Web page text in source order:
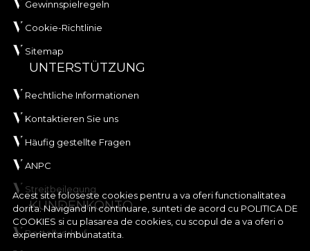
Acest site foloseste cookies pentru a va oferi functionalitatea
dorita. Navigand in continuare, sunteti de acord cu POLITICA DE
COOKIES si cu plasarea de cookies, cu scopul de a va oferi o
experienta imbunatatita.
Gewinnspielregeln
Cookie-Richtlinie
Sitemap
UNTERSTÜTZUNG
Rechtliche Informationen
Kontaktieren Sie uns
Häufig gestellte Fragen
ANPC
Streitbeilegung
KUNDENKONTO
Bestellverlauf